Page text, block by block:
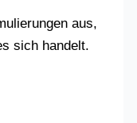
aus,
sich handelt.